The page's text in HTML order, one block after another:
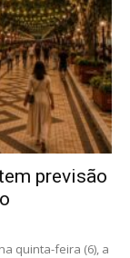
previsão
quinta-feira (6), a